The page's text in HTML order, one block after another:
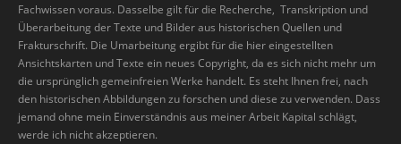
Fachwissen voraus. Dasselbe gilt für die Recherche, Transkription und
Überarbeitung der Texte und Bilder aus historischen Quellen und
Frakturschrift. Die Umarbeitung ergibt für die hier eingestellten
Ansichtskarten und Texte ein neues Copyright, da es sich nicht mehr um
die ursprünglich gemeinfreien Werke handelt. Es steht Ihnen frei, nach
den historischen Abbildungen zu forschen und diese zu verwenden. Dass
jemand ohne mein Einverständnis aus meiner Arbeit Kapital schlägt,
werde ich nicht akzeptieren.